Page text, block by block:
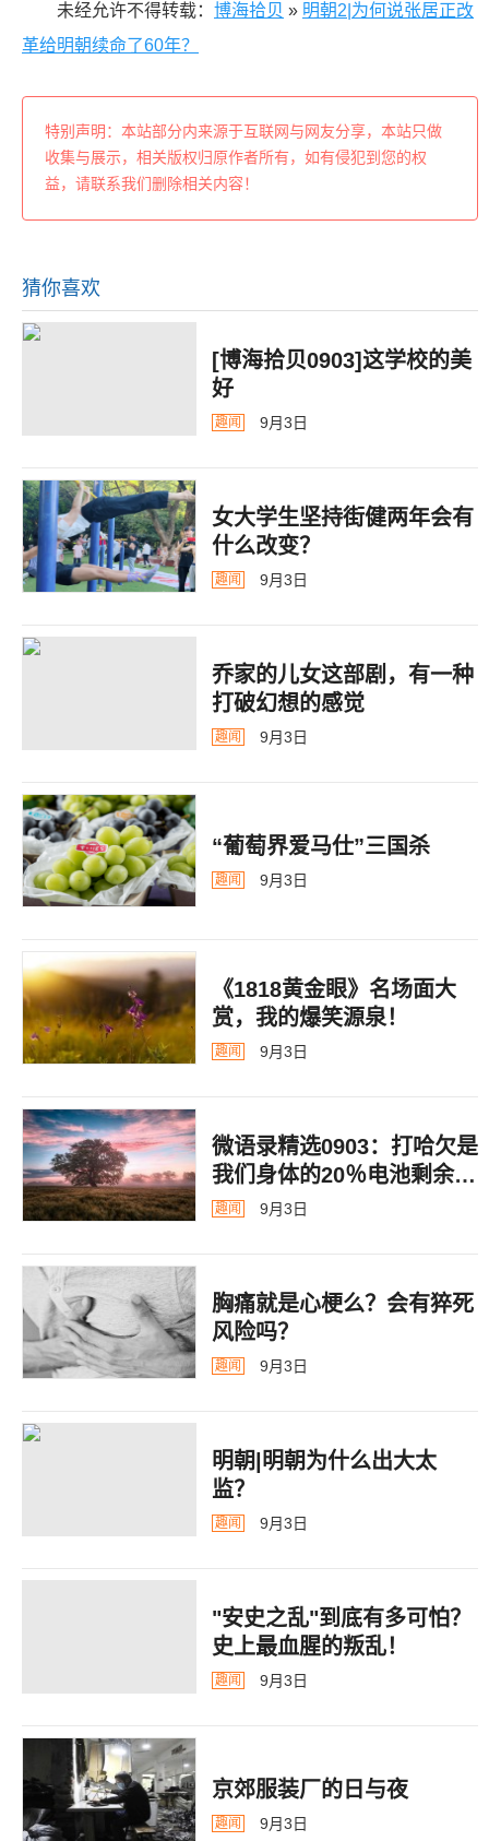
未经允许不得转载： 博海拾贝 » 明朝2|为何说张居正改
革给明朝续命了60年？
特别声明：本站部分内来源于互联网与网友分享，本站只做
收集与展示，相关版权归原作者所有，如有侵犯到您的权
益，请联系我们删除相关内容！
猜你喜欢
[博海拾贝0903]这学校的美
好
趣闻 9月3日
女大学生坚持街健两年会有
什么改变？
趣闻 9月3日
乔家的儿女这部剧，有一种
打破幻想的感觉
趣闻 9月3日
“葡萄界爱马仕”三国杀
趣闻 9月3日
《1818黄金眼》名场面大
赏，我的爆笑源泉！
趣闻 9月3日
微语录精选0903：打哈欠是
我们身体的20％电池剩余警
告
趣闻 9月3日
胸痛就是心梗么？会有猝死
风险吗？
趣闻 9月3日
明朝|明朝为什么出大太
监？ ​​​
趣闻 9月3日
"安史之乱"到底有多可怕？
史上最血腥的叛乱！
趣闻 9月3日
京郊服装厂的日与夜
趣闻 9月3日